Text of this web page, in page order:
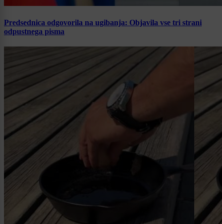
Predsednica odgovorila na ugibanja: Objavila vse tri strani
odpustnega pisma